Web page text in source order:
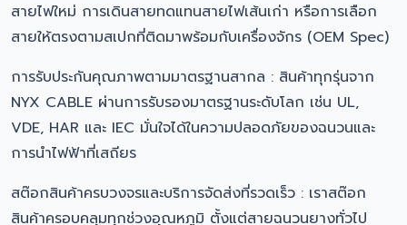
สายไฟใหม่ การเดินสายทดแทนสายไฟเส้นเก่า หรือการเลือก
สายให้ตรงตามสเปกที่ติดมาพร้อมกับเครื่องจักร (OEM Spec)
การรับประกันคุณภาพตามมาตรฐานสากล : สินค้าทุกรุ่นจาก
NYX CABLE ผ่านการรับรองมาตรฐานระดับโลก เช่น UL,
VDE, HAR และ IEC มั่นใจได้ในความปลอดภัยของฉนวนและ
การนำไฟฟ้าที่เสถียร
สต๊อกสินค้าครบวงจรและบริการจัดส่งที่รวดเร็ว : เราสต๊อก
สินค้าครอบคลุมทุกช่วงอุณหภูมิ ตั้งแต่สายฉนวนยางทั่วไป